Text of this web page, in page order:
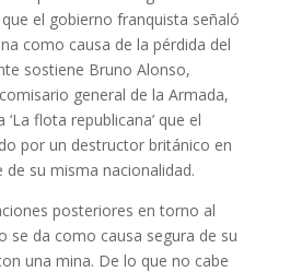
el gobierno franquista señaló
como causa de la pérdida del
sostiene Bruno Alonso,
general de la Armada,
flota republicana’ que el
por un destructor británico en
su misma nacionalidad.
posteriores en torno al
se da como causa segura de su
una mina. De lo que no cabe